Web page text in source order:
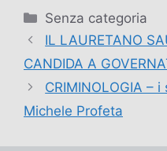
Categorie
Senza categoria
IL LAURETANO
CANDIDA A
CRIMINOLOGIA –
Michele Profeta